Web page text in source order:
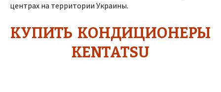
центрах на территории Украины.
КУПИТЬ КОНДИЦИОНЕРЫ
KENTATSU